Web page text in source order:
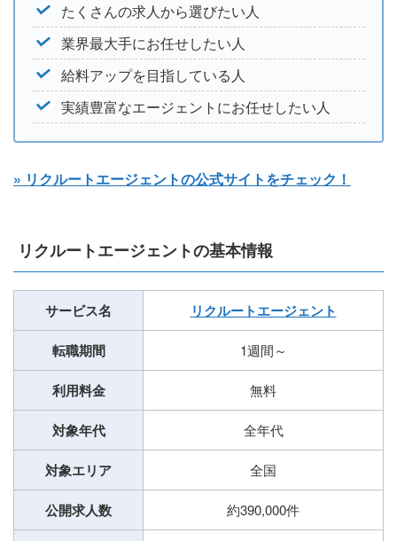
たくさんの求人から選びたい人
業界最大手にお任せしたい人
給料アップを目指している人
実績豊富なエージェントにお任せしたい人
» リクルートエージェントの公式サイトをチェック！
リクルートエージェントの基本情報
サービス名 リクルートエージェント
転職期間 1週間～
利用料金 無料
対象年代 全年代
対象エリア 全国
公開求人数 約390,000件